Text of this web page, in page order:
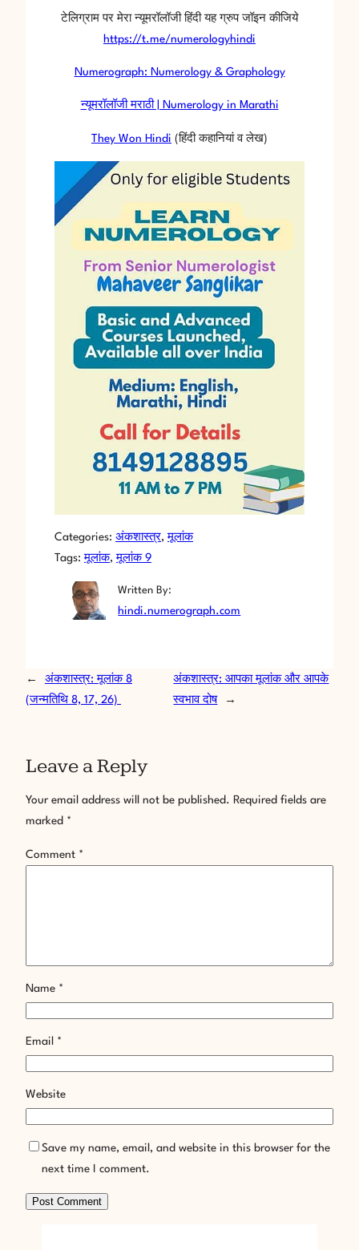
टेलिग्राम पर मेरा न्यूमरॉलॉजी हिंदी यह ग्रुप जॉइन कीजिये
https://t.me/numerologyhindi
Numerograph: Numerology & Graphology
न्यूमरॉलॉजी मराठी | Numerology in Marathi
They Won Hindi (हिंदी कहानियां व लेख)
Categories: अंकशास्त्र, मूलांक
Tags:मूलांक, मूलांक 9
Written By:
hindi.numerograph.com
←
अंकशास्त्र: मूलांक 8
(जन्मतिथि 8, 17, 26)
अंकशास्त्र: आपका मूलांक और आपके
स्वभाव दोष
→
Leave a Reply
Your email address will not be published. Required fields are
marked *
Comment *
Name *
Email *
Website
Save my name, email, and website in this browser for the
next time I comment.